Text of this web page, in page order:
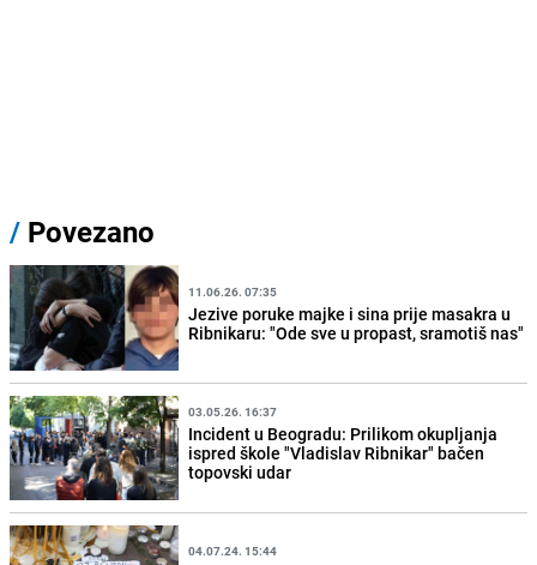
/ Povezano
11.06.26. 07:35
Jezive poruke majke i sina prije masakra u
Ribnikaru: "Ode sve u propast, sramotiš nas"
03.05.26. 16:37
Incident u Beogradu: Prilikom okupljanja
ispred škole "Vladislav Ribnikar" bačen
topovski udar
04.07.24. 15:44